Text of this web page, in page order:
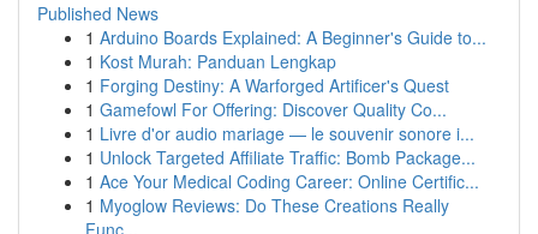
Published News
1 Arduino Boards Explained: A Beginner's Guide to...
1 Kost Murah: Panduan Lengkap
1 Forging Destiny: A Warforged Artificer's Quest
1 Gamefowl For Offering: Discover Quality Co...
1 Livre d'or audio mariage — le souvenir sonore i...
1 Unlock Targeted Affiliate Traffic: Bomb Package...
1 Ace Your Medical Coding Career: Online Certific...
1 Myoglow Reviews: Do These Creations Really
Func...